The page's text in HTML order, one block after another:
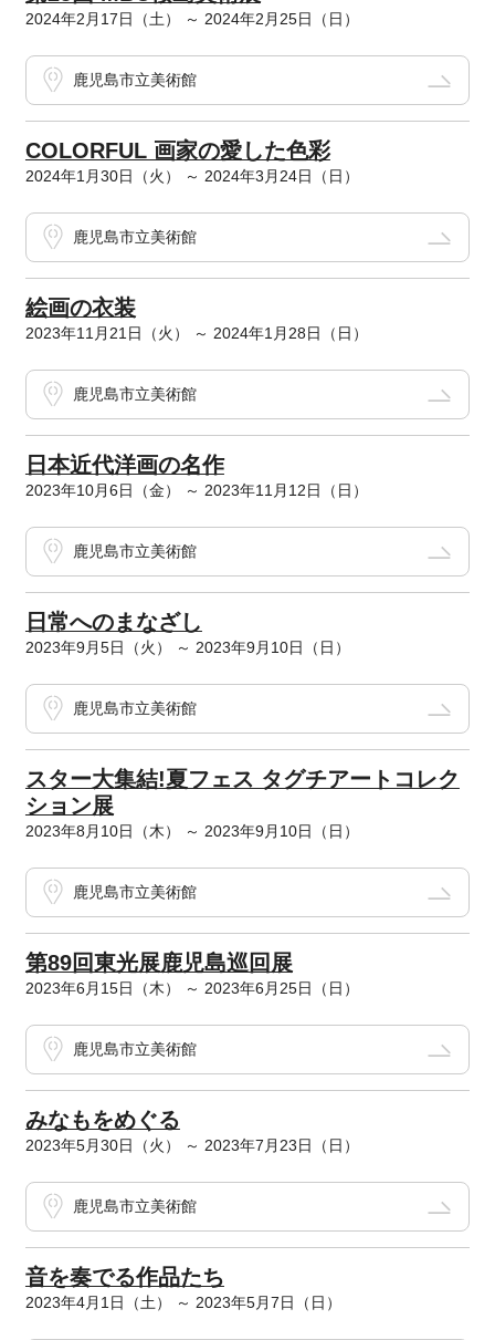
2024年2月17日（土） ～ 2024年2月25日（日）
鹿児島市立美術館
COLORFUL 画家の愛した色彩
2024年1月30日（火） ～ 2024年3月24日（日）
鹿児島市立美術館
絵画の衣装
2023年11月21日（火） ～ 2024年1月28日（日）
鹿児島市立美術館
日本近代洋画の名作
2023年10月6日（金） ～ 2023年11月12日（日）
鹿児島市立美術館
日常へのまなざし
2023年9月5日（火） ～ 2023年9月10日（日）
鹿児島市立美術館
スター大集結!夏フェス タグチアートコレク
ション展
2023年8月10日（木） ～ 2023年9月10日（日）
鹿児島市立美術館
第89回東光展鹿児島巡回展
2023年6月15日（木） ～ 2023年6月25日（日）
鹿児島市立美術館
みなもをめぐる
2023年5月30日（火） ～ 2023年7月23日（日）
鹿児島市立美術館
音を奏でる作品たち
2023年4月1日（土） ～ 2023年5月7日（日）